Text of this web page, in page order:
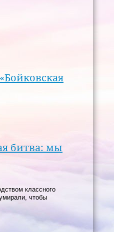
битва: мы
классного
чтобы